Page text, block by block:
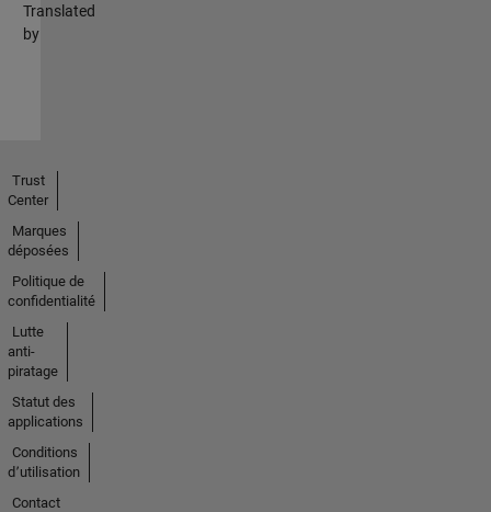
Translated
by
Trust
Center
Marques
déposées
Politique de
confidentialité
Lutte
anti-
piratage
Statut des
applications
Conditions
d՚utilisation
Contact